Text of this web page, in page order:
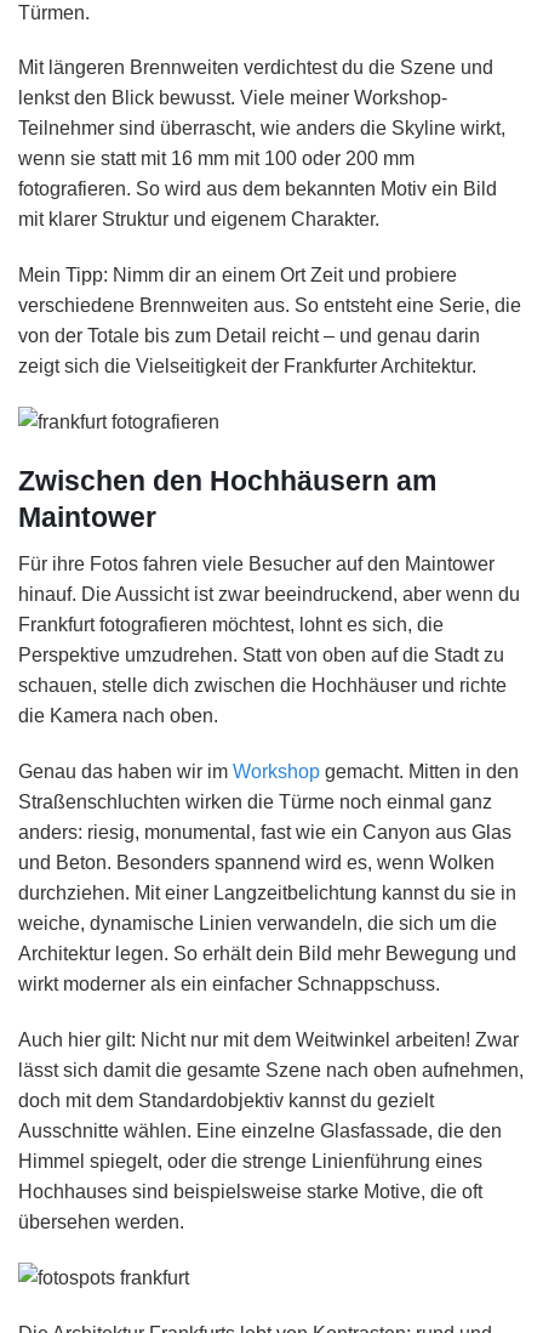
Türmen.
Mit längeren Brennweiten verdichtest du die Szene und
lenkst den Blick bewusst. Viele meiner Workshop-
Teilnehmer sind überrascht, wie anders die Skyline wirkt,
wenn sie statt mit 16 mm mit 100 oder 200 mm
fotografieren. So wird aus dem bekannten Motiv ein Bild
mit klarer Struktur und eigenem Charakter.
Mein Tipp: Nimm dir an einem Ort Zeit und probiere
verschiedene Brennweiten aus. So entsteht eine Serie, die
von der Totale bis zum Detail reicht – und genau darin
zeigt sich die Vielseitigkeit der Frankfurter Architektur.
Zwischen den Hochhäusern am
Maintower
Für ihre Fotos fahren viele Besucher auf den Maintower
hinauf. Die Aussicht ist zwar beeindruckend, aber wenn du
Frankfurt fotografieren möchtest, lohnt es sich, die
Perspektive umzudrehen. Statt von oben auf die Stadt zu
schauen, stelle dich zwischen die Hochhäuser und richte
die Kamera nach oben.
Genau das haben wir im Workshop gemacht. Mitten in den
Straßenschluchten wirken die Türme noch einmal ganz
anders: riesig, monumental, fast wie ein Canyon aus Glas
und Beton. Besonders spannend wird es, wenn Wolken
durchziehen. Mit einer Langzeitbelichtung kannst du sie in
weiche, dynamische Linien verwandeln, die sich um die
Architektur legen. So erhält dein Bild mehr Bewegung und
wirkt moderner als ein einfacher Schnappschuss.
Auch hier gilt: Nicht nur mit dem Weitwinkel arbeiten! Zwar
lässt sich damit die gesamte Szene nach oben aufnehmen,
doch mit dem Standardobjektiv kannst du gezielt
Ausschnitte wählen. Eine einzelne Glasfassade, die den
Himmel spiegelt, oder die strenge Linienführung eines
Hochhauses sind beispielsweise starke Motive, die oft
übersehen werden.